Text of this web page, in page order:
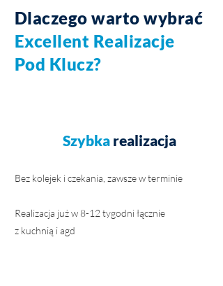
Dlaczego warto wybrać
Excellent Realizacje
Pod Klucz?
Szybka realizacja
Bez kolejek i czekania, zawsze w terminie
Realizacja już w 8-12 tygodni łącznie
z kuchnią i agd